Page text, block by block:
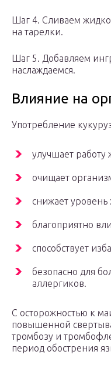
Шаг 4. Сливаем
на тарелки.
Шаг 5. Добавляем
наслаждаемся.
Влияние на
Употребление
улучшает работу
очищает
снижает уровень
благоприятно
способствует
безопасно для
аллергиков.
С осторожностью к
повышенной
тромбозу и
период обострения